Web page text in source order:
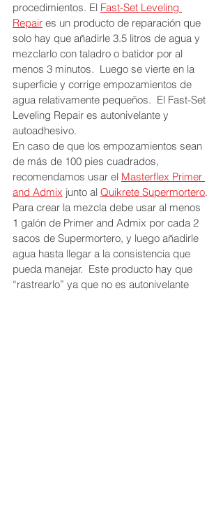
procedimientos. El Fast-Set Leveling
Repair es un producto de reparación que
solo hay que añadirle 3.5 litros de agua y
mezclarlo con taladro o batidor por al
menos 3 minutos.  Luego se vierte en la
superficie y corrige empozamientos de
agua relativamente pequeños.  El Fast-Set
Leveling Repair es autonivelante y
autoadhesivo.
En caso de que los empozamientos sean
de más de 100 pies cuadrados,
recomendamos usar el Masterflex Primer
and Admix junto al Quikrete Supermortero.
Para crear la mezcla debe usar al menos
1 galón de Primer and Admix por cada 2
sacos de Supermortero, y luego añadirle
agua hasta llegar a la consistencia que
pueda manejar.  Este producto hay que
“rastrearlo” ya que no es autonivelante